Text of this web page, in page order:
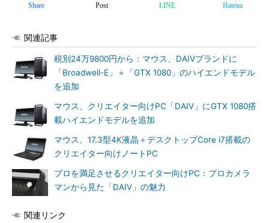
Share Post LINE Hatena
関連記事
税別24万9800円から：マウス、DAIVブランドに
「Broadwell-E」＋「GTX 1080」のハイエンドモデル
を追加
マウス、クリエイター向けPC「DAIV」にGTX 1080搭
載ハイエンドモデルを追加
マウス、17.3型4K液晶＋デスクトップCore i7搭載の
クリエイター向けノートPC
プロを満足させるクリエイター向けPC：プロカメラ
マンから見た「DAIV」の魅力
関連リンク